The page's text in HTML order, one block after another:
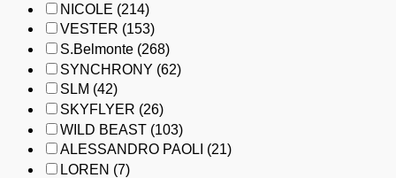
NICOLE (214)
VESTER (153)
S.Belmonte (268)
SYNCHRONY (62)
SLM (42)
SKYFLYER (26)
WILD BEAST (103)
ALESSANDRO PAOLI (21)
LOREN (7)